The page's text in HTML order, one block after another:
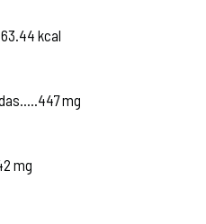
kcal
mg
mg